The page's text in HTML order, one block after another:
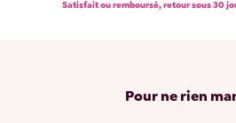
Satisfait ou remboursé, retour sous 30
Pour ne rien